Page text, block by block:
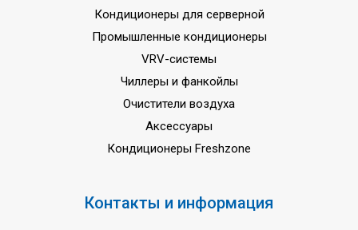
Кондиционеры для серверной
Промышленные кондиционеры
VRV-системы
Чиллеры и фанкойлы
Очистители воздуха
Аксессуары
Кондиционеры Freshzone
Контакты и информация